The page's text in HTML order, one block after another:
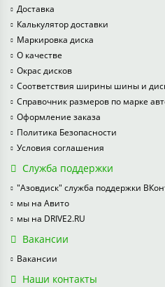
Доставка
Калькулятор доставки
Маркировка диска
О качестве
Окрас дисков
Соответствия ширины шины и
Справочник размеров по марке
Оформление заказа
Политика Безопасности
Условия соглашения
Служба поддержки
"Азовдиск" служба поддержки
мы на Авито
мы на DRIVE2.RU
Вакансии
Вакансии
Наши контакты